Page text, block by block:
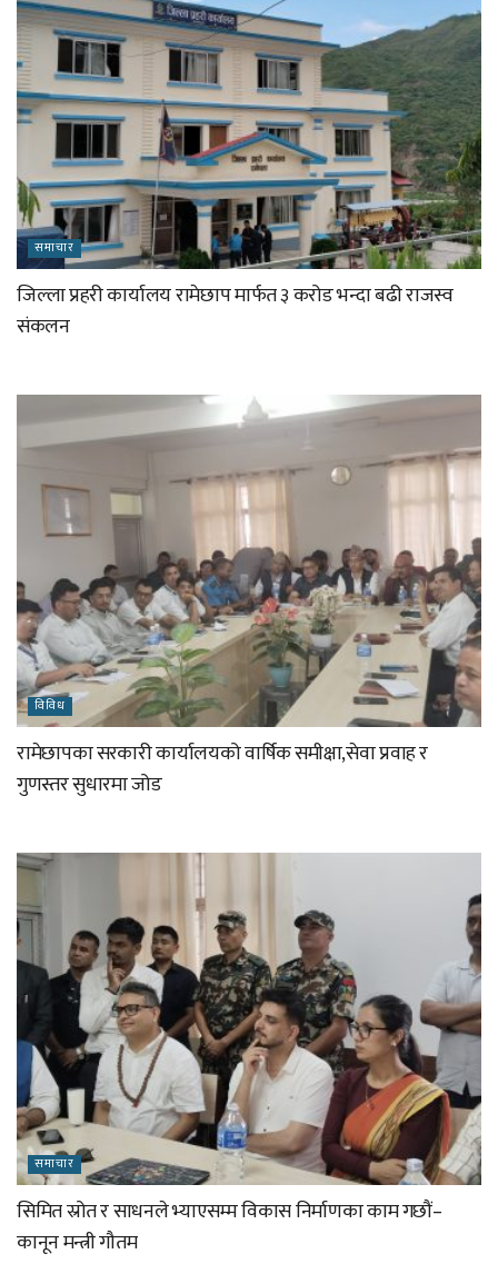
समाचार
जिल्ला प्रहरी कार्यालय रामेछाप मार्फत ३ करोड भन्दा बढी राजस्व
संकलन
विविध
रामेछापका सरकारी कार्यालयको वार्षिक समीक्षा,सेवा प्रवाह र
गुणस्तर सुधारमा जोड
समाचार
सिमित स्रोत र साधनले भ्याएसम्म विकास निर्माणका काम गछौं–
कानून मन्त्री गौतम